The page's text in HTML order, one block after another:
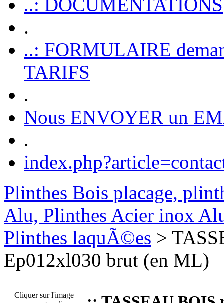
.
..: FORMULAIRE
TARIFS
.
Nous ENVOYER un
.
Plinthes Bois placage,
Alu, Plinthes Acier inox
Plinthes laquÃ©es >
Ep012xl030 brut (en ML)
Cliquer sur l'image